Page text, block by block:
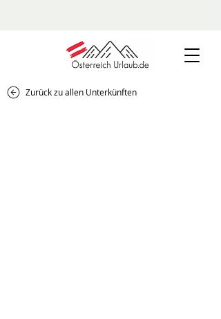
Zurück zu allen Unterkünften